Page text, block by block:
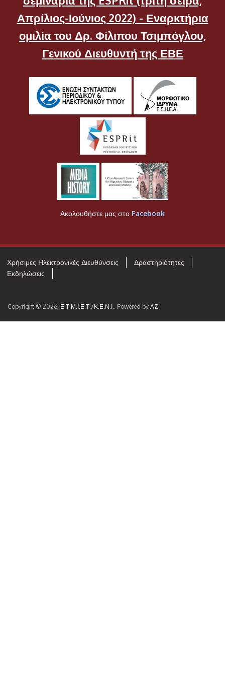
Απρίλιος-Ιούνιος 2022) - Εναρκτήρια
ομιλία του Δρ. Φίλιπου Τσιμπόγλου,
Γενικού Διευθυντή της ΕΒΕ
Ακολουθήστε μας στο Facebook
Χρήσιμες Ηλεκτρονικές Διευθύνσεις
Δραστηριότητες
Εκδηλώσεις
Copyright © 2026, Ε.Τ.Μ.Ι.Ε.Τ./Κ.Ε.Ν.Ι.. Powered by AZ.